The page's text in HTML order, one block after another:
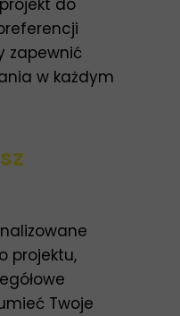
do
zapewnić
w każdym
projektu,
Twoje